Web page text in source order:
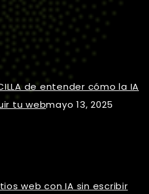
de entender cómo la IA
tu webmayo 13, 2025
web con IA sin escribir